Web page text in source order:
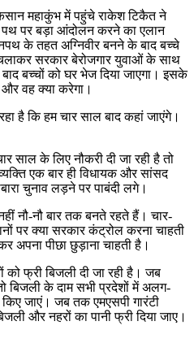
महाकुंभ में पहुंचे राकेश टिकैत ने
पथ पर बड़ा आंदोलन करने का एलान
के तहत अग्निवीर बनने के बाद बच्चे
सरकार बेरोजगार युवाओं के साथ
बच्चों को घर भेज दिया जाएगा। इसके
और वह क्या करेगा।
है कि हम चार साल बाद कहां जाएंगे।
साल के लिए नौकरी दी जा रही है तो
एक बार ही विधायक और सांसद
चुनाव लड़ने पर पाबंदी लगे।
नौ-नौ बार तक बनते रहते हैं। चार-
पर क्या सरकार कंट्रोल करना चाहती
अपना पीछा छुड़ाना चाहती है।
को फ्री बिजली दी जा रही है। जब
बिजली के दाम सभी प्रदेशों में अलग-
जाएं। जब तक एमएसपी गारंटी
और नहरों का पानी फ्री दिया जाए।